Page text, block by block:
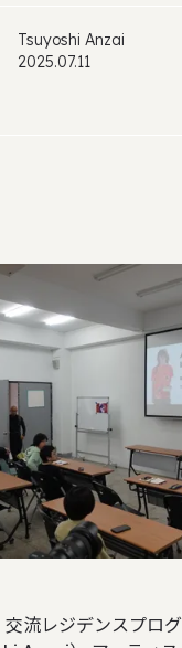
Tsuyoshi Anzai
2025.07.11
流レジデンスプロ